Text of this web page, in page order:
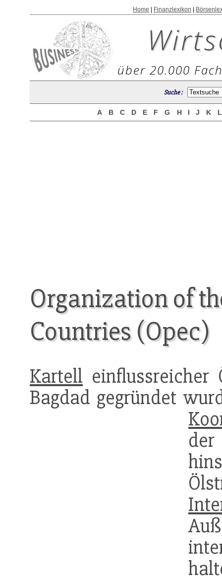
Home Finanzlexikon
über 20.000
Suche :
A B C D E F G H I J K
Organization of
Countries (Opec)
Kartell einflussreicher
Bagdad gegründet